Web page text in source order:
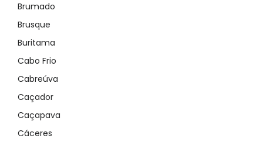
Brumado
Brusque
Buritama
Cabo Frio
Cabreúva
Caçador
Caçapava
Cáceres